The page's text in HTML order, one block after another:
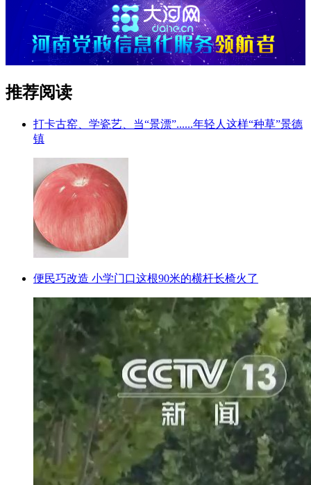
推荐阅读
打卡古窑、学瓷艺、当“景漂”......年轻人这样“种草”景德
镇
便民巧改造 小学门口这根90米的横杆长椅火了